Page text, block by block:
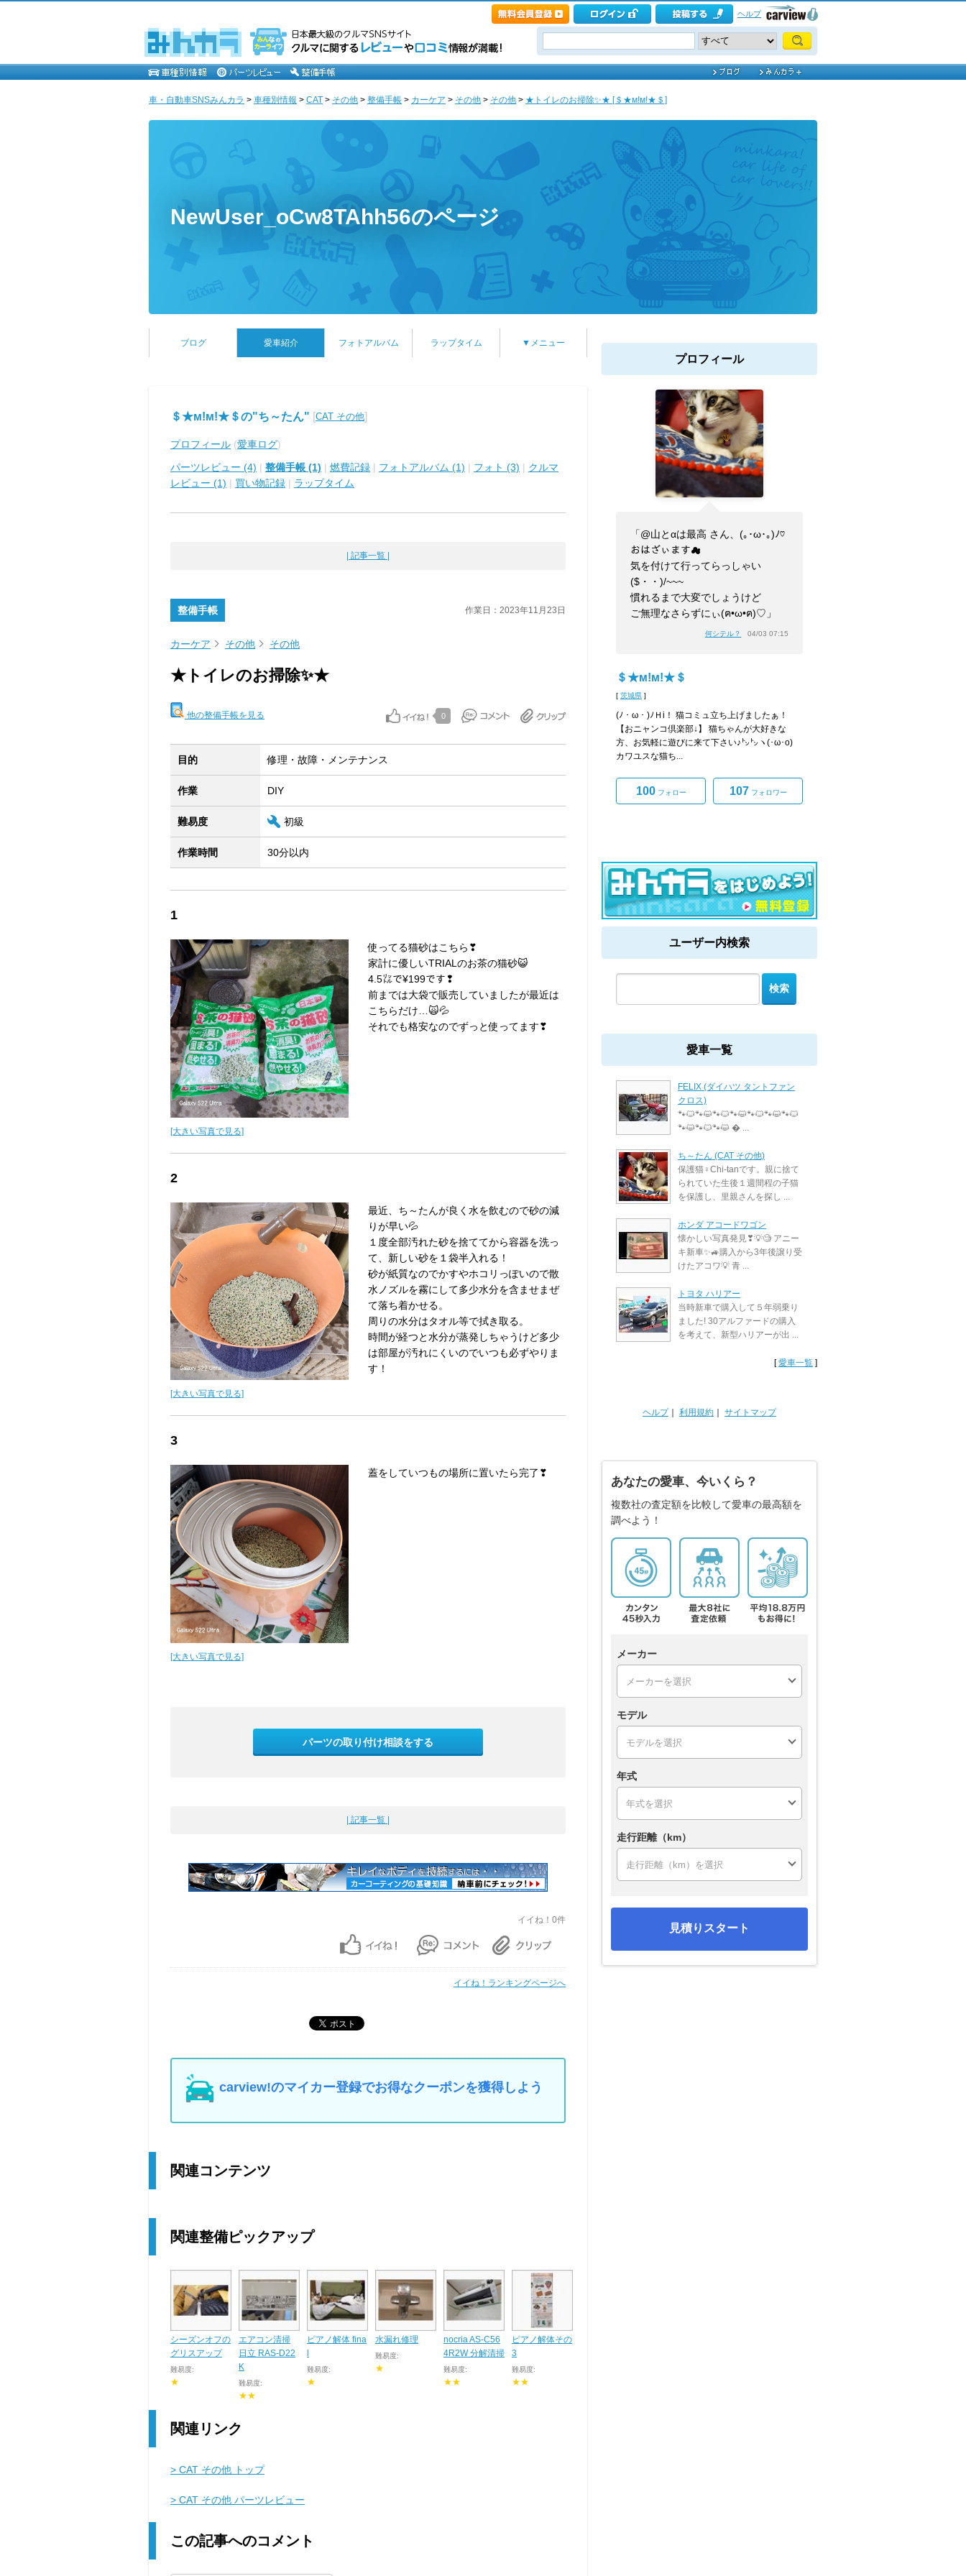
ヘルプ
車・自動車SNSみんカラ > 車種別情報 > CAT > その他 > 整備手帳 > カーケア > その他 > その他 > ★トイレのお掃除✨★ [＄★м!м!★＄]
NewUser_oCw8TAhh56のページ
ブログ 愛車紹介 フォトアルバム ラップタイム ▼メニュー
＄★м!м!★＄の"ち～たん" [CAT その他]
プロフィール (愛車ログ)
パーツレビュー (4) | 整備手帳 (1) | 燃費記録 | フォトアルバム (1) | フォト (3) | クルマ
レビュー (1) | 買い物記録 | ラップタイム
| 記事一覧 |
整備手帳 作業日：2023年11月23日
カーケア その他 その他
★トイレのお掃除✨★
他の整備手帳を見る 0
目的 修理・故障・メンテナンス
作業 DIY
難易度 初級
作業時間 30分以内
1
[大きい写真で見る]
使ってる猫砂はこちら❣
家計に優しいTRIALのお茶の猫砂😺
4.5㍑で¥199です❢
前までは大袋で販売していましたが最近は
こちらだけ…🙀💦
それでも格安なのでずっと使ってます❣
2
[大きい写真で見る]
最近、ち～たんが良く水を飲むので砂の減
りが早い💦
１度全部汚れた砂を捨ててから容器を洗っ
て、新しい砂を１袋半入れる！
砂が紙質なのでかすやホコリっぽいので散
水ノズルを霧にして多少水分を含ませまぜ
て落ち着かせる。
周りの水分はタオル等で拭き取る。
時間が経つと水分が蒸発しちゃうけど多少
は部屋が汚れにくいのでいつも必ずやりま
す！
3
[大きい写真で見る]
蓋をしていつもの場所に置いたら完了❣
パーツの取り付け相談をする
| 記事一覧 |
イイね！0件
イイね！ランキングページへ
carview!のマイカー登録でお得なクーポンを獲得しよう
関連コンテンツ
関連整備ピックアップ
シーズンオフの
グリスアップ
難易度:
★
エアコン清掃
日立 RAS-D22
K
難易度:
★★
ピアノ解体 fina
難易度:
★
水漏れ修理
難易度:
★
nocria AS-C56
4R2W 分解清掃
難易度:
★★
ピアノ解体その
3
難易度:
★★
関連リンク
> CAT その他 トップ
> CAT その他 パーツレビュー
この記事へのコメント
プロフィール
「@山とαは最高 さん、(⁠｡⁠･⁠ω⁠･⁠｡⁠)⁠ﾉ⁠♡
おはざぃます☁
気を付けて行ってらっしゃい
($・・)/~~~
慣れるまで大変でしょうけど
ご無理なさらずにぃ(ฅ•ω•ฅ)♡」
何シテル？ 04/03 07:15
＄★м!м!★＄
[ 茨城県 ]
(ﾉ・ω・)ﾉＨi！ 猫コミュ立ち上げましたぁ！
【おニャンコ倶楽部↓】 猫ちゃんが大好きな
方、お気軽に遊びに来て下さい♪㌧㌧ヽ(･ω･o)
カワユスな猫ち...
100フォロー 107 フォロワー
ユーザー内検索
愛車一覧
FELIX (ダイハツ タントファン
クロス)
🐾🐱🐾😺🐾🐱🐾😺🐾🐱🐾😺🐾🐱
🐾😺🐾🐱🐾😺 � ...
ち～たん (CAT その他)
保護猫♀Chi-tanです。親に捨て
られていた生後１週間程の子猫
を保護し、里親さんを探し ...
ホンダ アコードワゴン
懐かしい写真発見❣💡🧐 アニー
キ新車✨🚙購入から3年後譲り受
けたアコワ💡 青 ...
トヨタ ハリアー
当時新車で購入して５年弱乗り
ました! 30アルファードの購入
を考えて、新型ハリアーが出 ...
[愛車一覧 ]
ヘルプ｜ 利用規約 サイトマップ
あなたの愛車、今いくら？
複数社の査定額を比較して愛車の最高額を
調べよう！
メーカー
モデル
年式
走行距離（km）
見積りスタート